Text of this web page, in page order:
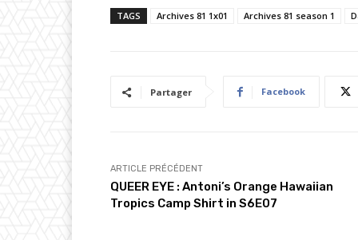
r
…
TAGS Archives 81 1x01 Archives 81 season 1
Partager Facebook
ARTICLE PRÉCÉDENT
QUEER EYE : Antoni’s Orange Hawaiian
Tropics Camp Shirt in S6E07